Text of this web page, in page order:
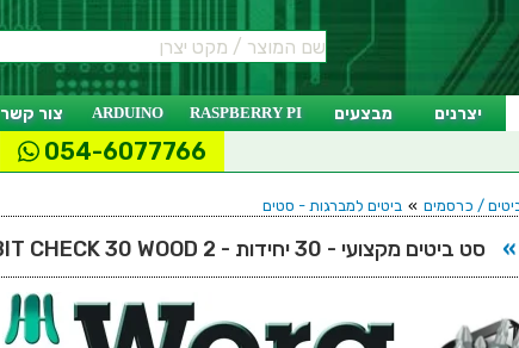
יצרנים מבצעים RASPBERRY PI
ARDUINO צור קשר
054-6077766
/ כרסמים » ביטים למברגות - סטים
סט ביטים מקצועי - 30 יחידות - WERA BIT CHECK 30 WOOD 2